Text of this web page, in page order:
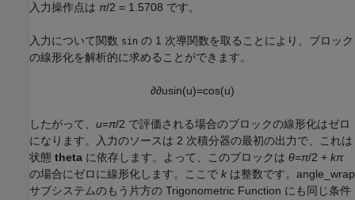
入力操作点は π/2 = 1.5708 です。
入力について関数 sin の 1 次導関数を取ることにより、ブロック
の線形化を解析的に求めることができます。
∂∂usin(u)=cos(u)
したがって、 u=π/2 で評価される場合のブロックの線形化はゼロ
になります。入力のソースは 2 次積分器の最初の出力で、これは
状態 theta に依存します。よって、このブロックは θ=π/2 + kπ
の場合にゼロに線形化します。ここで k は整数です。 angle_wrap
サブシステムのもう片方の Trigonometric Function にも同じ条件